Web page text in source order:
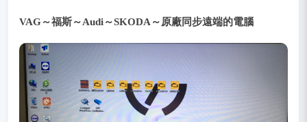
VAG～福斯～Audi～SKODA～原廠同步遠端的電腦